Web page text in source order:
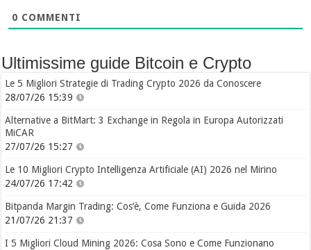
0 COMMENTI
Ultimissime guide Bitcoin e Crypto
Le 5 Migliori Strategie di Trading Crypto 2026 da Conoscere
28/07/26 15:39
Alternative a BitMart: 3 Exchange in Regola in Europa Autorizzati
MiCAR
27/07/26 15:27
Le 10 Migliori Crypto Intelligenza Artificiale (AI) 2026 nel Mirino
24/07/26 17:42
Bitpanda Margin Trading: Cos’è, Come Funziona e Guida 2026
21/07/26 21:37
I 5 Migliori Cloud Mining 2026: Cosa Sono e Come Funzionano